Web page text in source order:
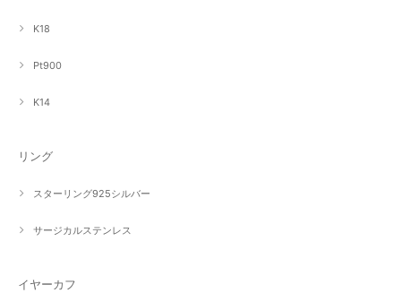
K18
Pt900
K14
リング
スターリング925シルバー
サージカルステンレス
イヤーカフ